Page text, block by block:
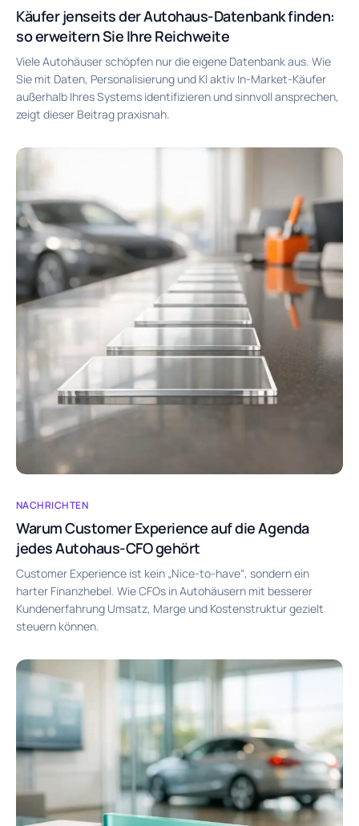
Käufer jenseits der Autohaus-Datenbank finden:
so erweitern Sie Ihre Reichweite
Viele Autohäuser schöpfen nur die eigene Datenbank aus. Wie
Sie mit Daten, Personalisierung und KI aktiv In-Market-Käufer
außerhalb Ihres Systems identifizieren und sinnvoll ansprechen,
zeigt dieser Beitrag praxisnah.
NACHRICHTEN
Warum Customer Experience auf die Agenda
jedes Autohaus-CFO gehört
Customer Experience ist kein „Nice-to-have“, sondern ein
harter Finanzhebel. Wie CFOs in Autohäusern mit besserer
Kundenerfahrung Umsatz, Marge und Kostenstruktur gezielt
steuern können.